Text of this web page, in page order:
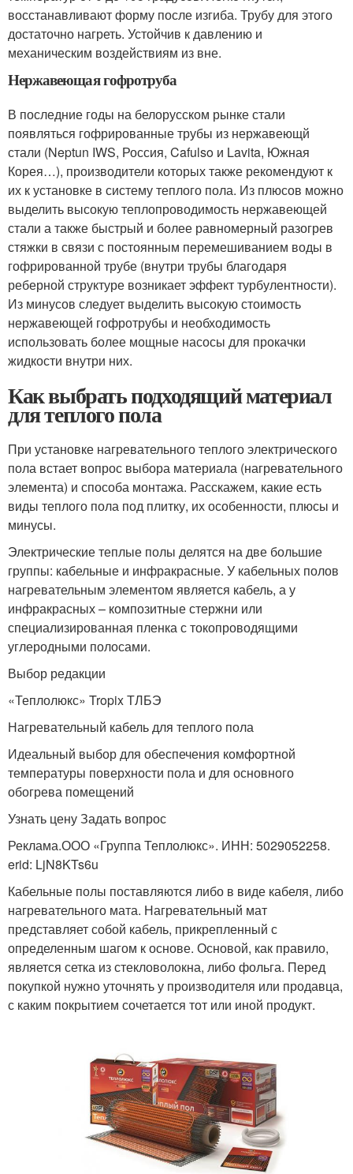
восстанавливают форму после изгиба. Трубу для этого
достаточно нагреть. Устойчив к давлению и
механическим воздействиям из вне.
Нержавеющая гофротруба
В последние годы на белорусском рынке стали
появляться гофрированные трубы из нержавеющй
стали (Neptun IWS, Россия, Cafulso и Lavita, Южная
Корея…), производители которых также рекомендуют к
их к установке в систему теплого пола. Из плюсов можно
выделить высокую теплопроводимость нержавеющей
стали а также быстрый и более равномерный разогрев
стяжки в связи с постоянным перемешиванием воды в
гофрированной трубе (внутри трубы благодаря
реберной структуре возникает эффект турбулентности).
Из минусов следует выделить высокую стоимость
нержавеющей гофротрубы и необходимость
использовать более мощные насосы для прокачки
жидкости внутри них.
Как выбрать подходящий материал
для теплого пола
При установке нагревательного теплого электрического
пола встает вопрос выбора материала (нагревательного
элемента) и способа монтажа. Расскажем, какие есть
виды теплого пола под плитку, их особенности, плюсы и
минусы.
Электрические теплые полы делятся на две большие
группы: кабельные и инфракрасные. У кабельных полов
нагревательным элементом является кабель, а у
инфракрасных – композитные стержни или
специализированная пленка с токопроводящими
углеродными полосами.
Выбор редакции
«Теплолюкс» Tropix ТЛБЭ
Нагревательный кабель для теплого пола
Идеальный выбор для обеспечения комфортной
температуры поверхности пола и для основного
обогрева помещений
Узнать цену Задать вопрос
Реклама.ООО «Группа Теплолюкс». ИНН: 5029052258.
erid: LjN8KTs6u
Кабельные полы поставляются либо в виде кабеля, либо
нагревательного мата. Нагревательный мат
представляет собой кабель, прикрепленный с
определенным шагом к основе. Основой, как правило,
является сетка из стекловолокна, либо фольга. Перед
покупкой нужно уточнять у производителя или продавца,
с каким покрытием сочетается тот или иной продукт.